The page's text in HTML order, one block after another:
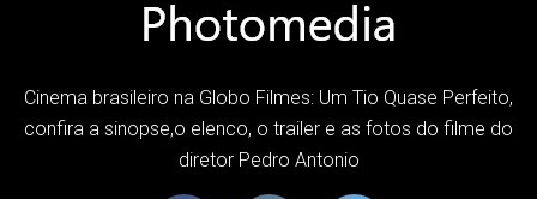
Cinema brasileiro na Globo Filmes: Um Tio Quase Perfeito,
confira a sinopse,o elenco, o trailer e as fotos do filme do
diretor Pedro Antonio